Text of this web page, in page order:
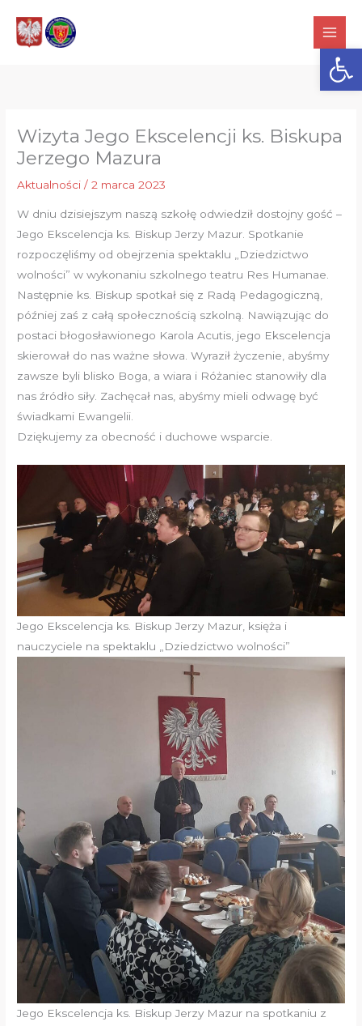
treści
Wizyta Jego Ekscelencji ks. Biskupa
Jerzego Mazura
Aktualności /2 marca 2023
W dniu dzisiejszym naszą szkołę odwiedził dostojny gość –
Jego Ekscelencja ks. Biskup Jerzy Mazur. Spotkanie
rozpoczęliśmy od obejrzenia spektaklu „Dziedzictwo
wolności” w wykonaniu szkolnego teatru Res Humanae.
Następnie ks. Biskup spotkał się z Radą Pedagogiczną,
później zaś z całą społecznością szkolną. Nawiązując do
postaci błogosławionego Karola Acutis, jego Ekscelencja
skierował do nas ważne słowa. Wyraził życzenie, abyśmy
zawsze byli blisko Boga, a wiara i Różaniec stanowiły dla
nas źródło siły. Zachęcał nas, abyśmy mieli odwagę być
świadkami Ewangelii.
Dziękujemy za obecność i duchowe wsparcie.
Jego Ekscelencja ks. Biskup Jerzy Mazur, księża i
nauczyciele na spektaklu „Dziedzictwo wolności”
Jego Ekscelencja ks. Biskup Jerzy Mazur na spotkaniu z